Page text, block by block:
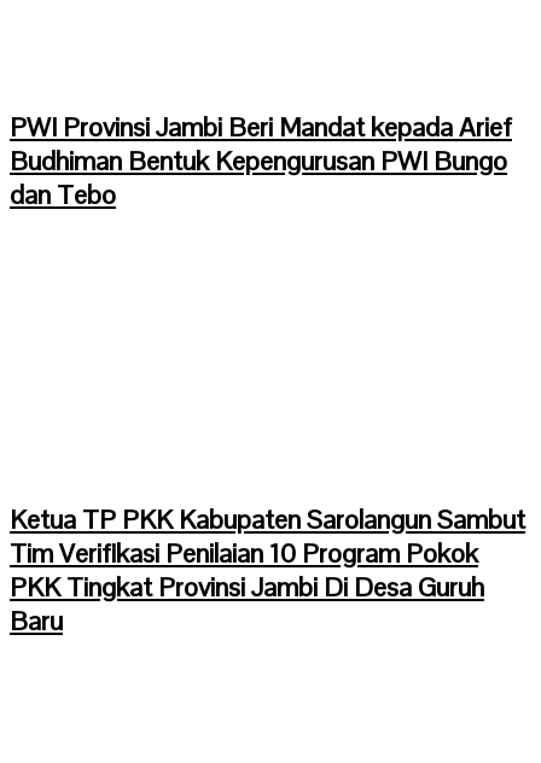
PWI Provinsi Jambi Beri Mandat kepada Arief
Budhiman Bentuk Kepengurusan PWI Bungo
dan Tebo
Ketua TP PKK Kabupaten Sarolangun Sambut
Tim Verifikasi Penilaian 10 Program Pokok
PKK Tingkat Provinsi Jambi Di Desa Guruh
Baru